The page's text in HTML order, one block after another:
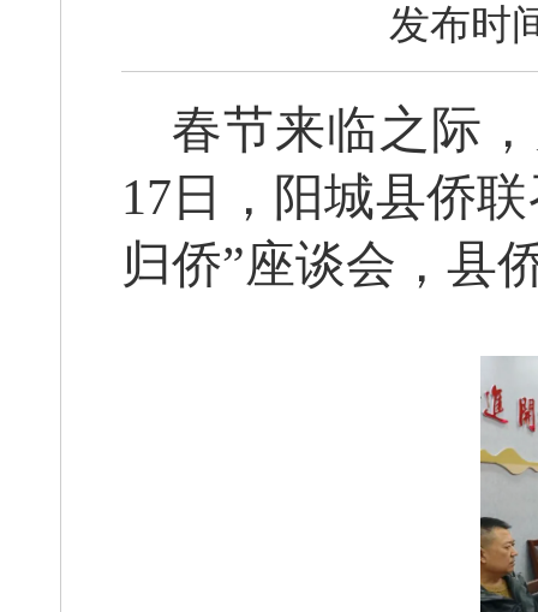
发布时
春节来临之际
17日，阳城县侨
归侨”座谈会，县